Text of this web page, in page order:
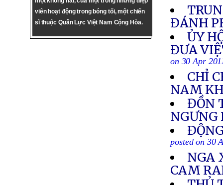
viên hoạt động trong bóng tối, một chiến
sĩ thuộc Quân Lực Việt Nam Cộng Hòa.
ĐÁNH
ỦY
ĐƯA
on 30 Apr
CHỈ
NAM
ĐỒN
posted on 30
NGA
CAM